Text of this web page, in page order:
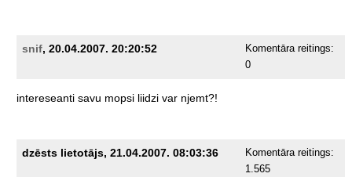
snif, 20.04.2007. 20:20:52
Komentāra reitings:
0
intereseanti savu mopsi liidzi var njemt?!
dzēsts lietotājs, 21.04.2007. 08:03:36
Komentāra reitings:
1.565